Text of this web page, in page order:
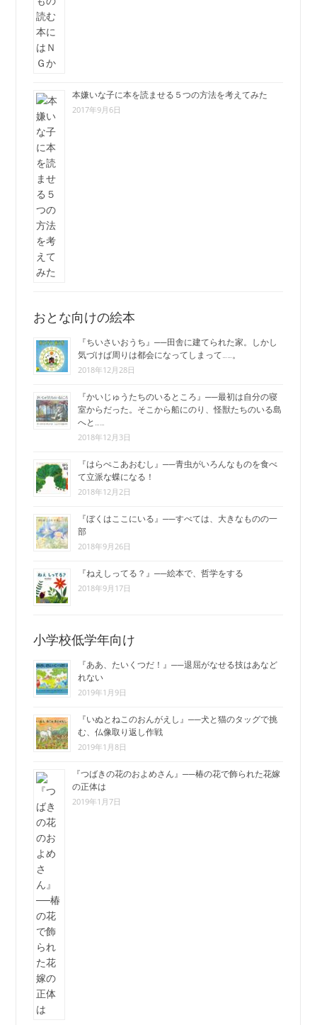
本嫌いな子に本を読ませる５つの方法を考えてみた
2017年9月6日
おとな向けの絵本
『ちいさいおうち』──田舎に建てられた家。しかし
気づけば周りは都会になってしまって……。
2018年12月28日
『かいじゅうたちのいるところ』──最初は自分の寝
室からだった。そこから船にのり、怪獣たちのいる島
へと……
2018年12月3日
『はらぺこあおむし』──青虫がいろんなものを食べ
て立派な蝶になる！
2018年12月2日
『ぼくはここにいる』──すべては、大きなものの一
部
2018年9月26日
『ねえしってる？』──絵本で、哲学をする
2018年9月17日
小学校低学年向け
『ああ、たいくつだ！』──退屈がなせる技はあなど
れない
2019年1月9日
『いぬとねこのおんがえし』──犬と猫のタッグで挑
む、仏像取り返し作戦
2019年1月8日
『つばきの花のおよめさん』──椿の花で飾られた花嫁
の正体は
2019年1月7日